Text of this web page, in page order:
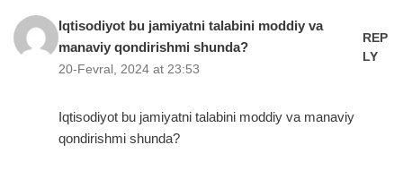
Iqtisodiyot bu jamiyatni talabini moddiy va
manaviy qondirishmi shunda?
20-Fevral, 2024 at 23:53
REP
LY
Iqtisodiyot bu jamiyatni talabini moddiy va manaviy
qondirishmi shunda?